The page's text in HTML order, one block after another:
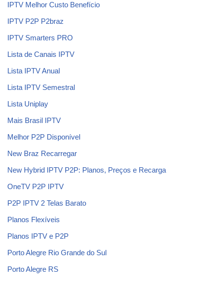
IPTV Melhor Custo Benefício
IPTV P2P P2braz
IPTV Smarters PRO
Lista de Canais IPTV
Lista IPTV Anual
Lista IPTV Semestral
Lista Uniplay
Mais Brasil IPTV
Melhor P2P Disponível
New Braz Recarregar
New Hybrid IPTV P2P: Planos, Preços e Recarga
OneTV P2P IPTV
P2P IPTV 2 Telas Barato
Planos Flexíveis
Planos IPTV e P2P
Porto Alegre Rio Grande do Sul
Porto Alegre RS